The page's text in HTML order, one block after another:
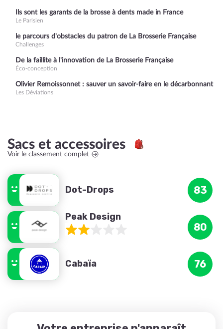
Ils sont les garants de la brosse à dents made in France
Le Parisien
le parcours d'obstacles du patron de La Brosserie Française
Challenges
De la faillite à l'innovation de La Brosserie Française
Éco-conception
Olivier Remoissonnet : sauver un savoir-faire en le décarbonnant
Les Déviations
Sacs et accessoires
Voir le classement complet
Dot-Drops 83
Peak Design
80
Cabaïa 76